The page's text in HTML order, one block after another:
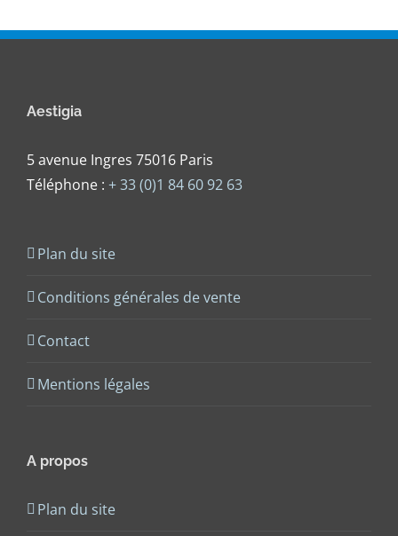
Aestigia
5 avenue Ingres 75016 Paris
Téléphone : + 33 (0)1 84 60 92 63
Plan du site
Conditions générales de vente
Contact
Mentions légales
A propos
Plan du site